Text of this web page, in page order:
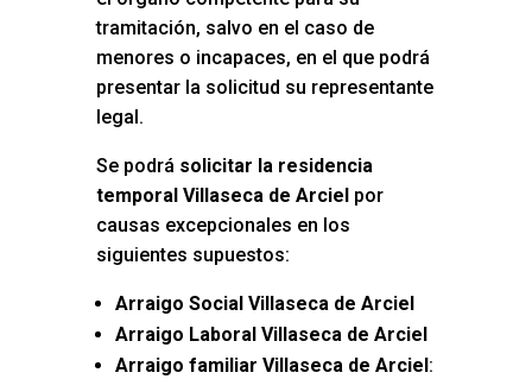
tramitación, salvo en el caso de
menores o incapaces, en el que podrá
presentar la solicitud su representante
legal.
Se podrá solicitar la residencia
temporal Villaseca de Arcielpor
causas excepcionales en los
siguientes supuestos:
Arraigo Social Villaseca de Arciel
Arraigo Laboral Villaseca de Arciel
Arraigo familiar Villaseca de Arciel: